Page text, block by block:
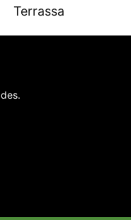
Terrassa